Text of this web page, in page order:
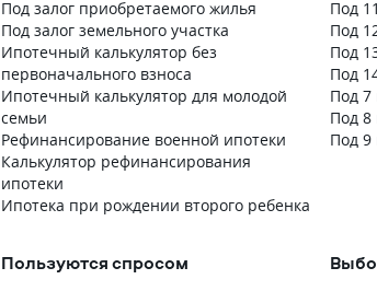
следующий день пришло СМС
одобрении. Все этапы ипотеки
показывал в личном
Всю ночь и все утро наши
висели со статусом
Я постоянно заходила
приложение. Раз 10 наверное
И вот на 11 раз увидела, что
одобрено. Тут же пришла смс.
в поддержку не обращалась
Под залог приобретаемого жилья
Под залог земельного участка
Ипотечный калькулятор без
первоначального взноса
Ипотечный калькулятор для молодой
семьи
Рефинансирование военной ипотеки
Калькулятор рефинансирования
ипотеки
Ипотека при рождении второго ребенка
Под
Под
Под
Под
Под 7
Под 8
Под 9
Пользуются спросом